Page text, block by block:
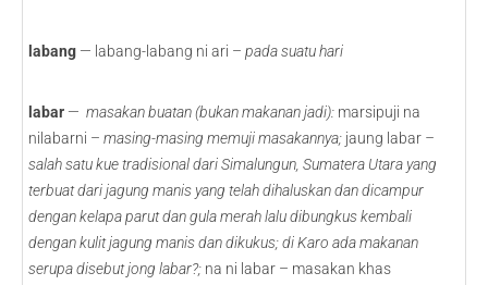
labang — labang-labang ni ari – pada suatu hari
labar — masakan buatan (bukan makanan jadi): marsipuji na
nilabarni – masing-masing memuji masakannya; jaung labar –
salah satu kue tradisional dari Simalungun, Sumatera Utara yang
terbuat dari jagung manis yang telah dihaluskan dan dicampur
dengan kelapa parut dan gula merah lalu dibungkus kembali
dengan kulit jagung manis dan dikukus; di Karo ada makanan
serupa disebut jong labar?; na ni labar – masakan khas